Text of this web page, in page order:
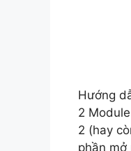
Hướng
2
2 (hay
phần